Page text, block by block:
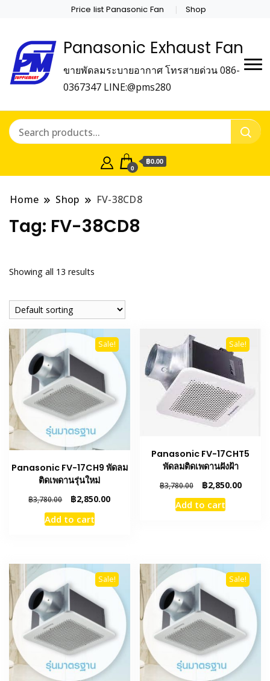
Price list Panasonic Fan Shop
Panasonic Exhaust Fan
ขายพัดลมระบายอากาศ โทรสายด่วน 086-
0367347 LINE:@pms280
0
฿0.00
Home Shop FV-38CD8
Tag: FV-38CD8
Showing all 13 results
Sale!
Panasonic FV-17CH9 พัดลม
ติดเพดานรุ่นใหม่
฿3,780.00
Original
price
was:
฿2,850.00Current
Add to cart
Sale!
Panasonic FV-17CHT5
พัดลมติดเพดานฝังฝ้า
฿3,780.00
Original
price
was:
฿2,850.00Current
Add to cart
Sale! Sale!